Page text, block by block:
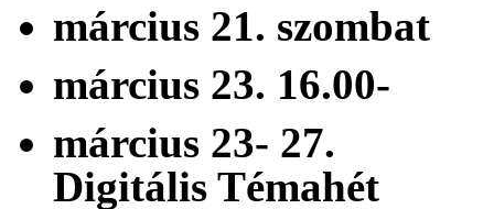
március 21.
március 23.
március 23-
Digitális Témahét